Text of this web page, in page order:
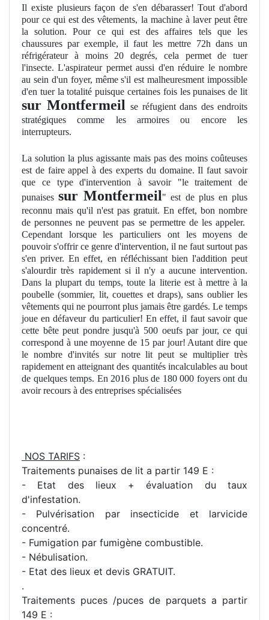
Il existe plusieurs façon de s'en débarasser! Tout d'abord
pour ce qui est des vêtements, la machine à laver peut être
la solution. Pour ce qui est des affaires tels que les
chaussures par exemple, il faut les mettre 72h dans un
réfrigérateur à moins 20 degrés, cela permet de tuer
l'insecte. L'aspirateur permet aussi d'en réduire le nombre
au sein d'un foyer, même s'il est malheuresment impossible
d'en tuer la totalité puisque certaines fois les punaises de lit
sur Montfermeil se réfugient dans des endroits
stratégiques comme les armoires ou encore les
interrupteurs.
La solution la plus agissante mais pas des moins coûteuses
est de faire appel à des experts du domaine. Il faut savoir
que ce type d'intervention à savoir "le traitement de
punaisessur Montfermeil" est de plus en plus
reconnu mais qu'il n'est pas gratuit. En effet, bon nombre
de personnes ne peuvent pas se permettre de les appeler.
Cependant lorsque les particuliers ont les moyens de
pouvoir s'offrir ce genre d'intervention, il ne faut surtout pas
s'en priver. En effet, en réfléchissant bien l'addition peut
s'alourdir très rapidement si il n'y a aucune intervention.
Dans la plupart du temps, toute la literie est à mettre à la
poubelle (sommier, lit, couettes et draps), sans oublier les
vêtements qui ne pourront plus jamais être gardés. Le temps
joue en défaveur du particulier! En effet, il faut savoir que
cette bête peut pondre jusqu'à 500 oeufs par jour, ce qui
correspond à une moyenne de 15 par jour! Autant dire que
le nombre d'invités sur notre lit peut se multiplier très
rapidement en atteignant des quantités incalculables au bout
de quelques temps. En 2016 plus de 180 000 foyers ont du
avoir recours à des entreprises spécialisées
NOS TARIFS :
Traitements punaises de lit a partir 149 E :
- Etat des lieux + évaluation du taux
d'infestation.
- Pulvérisation par insecticide et larvicide
concentré.
- Fumigation par fumigène combustible.
- Nébulisation.
- Etat des lieux et devis GRATUIT.
.
Traitements puces /puces de parquets a partir
149 E :